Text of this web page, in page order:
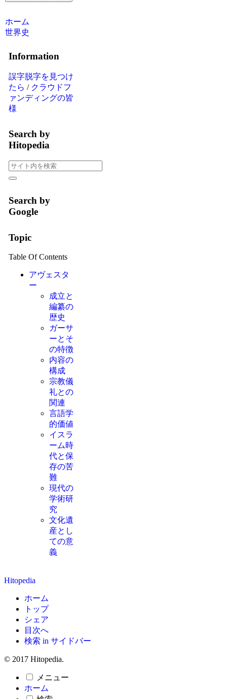
ホーム
世界史
Information
誤字脱字を見つけ
たら / クラウドフ
ァンディングの皆
様
Search by
Hitopedia
Search by
Google
Topic
Table Of Contents
アヴェスタ
ー
成立と
編纂の
歴史
ガーサ
ーとそ
の特徴
内容の
構成
宗教儀
礼との
関連
言語学
的価値
イスラ
ーム時
代と保
存の苦
難
現代の
学術研
究
文化遺
産とし
ての意
義
Hitopedia
ホーム
トップ
シェア
目次へ
検索 in サイドバー
© 2017 Hitopedia.
メニュー
ホーム